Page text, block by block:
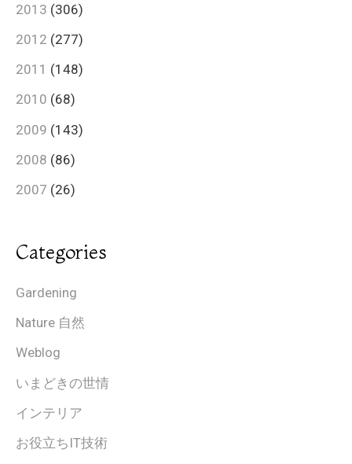
2013 (306)
2012 (277)
2011 (148)
2010 (68)
2009 (143)
2008 (86)
2007 (26)
Categories
Gardening
Nature 自然
Weblog
いまどきの世情
インテリア
お役立ちIT技術